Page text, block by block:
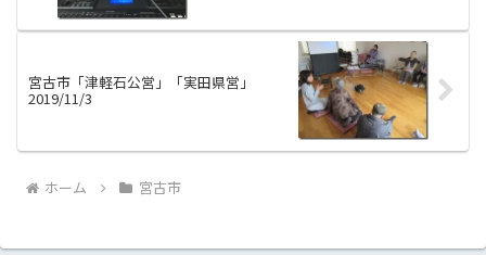
宮古市「津軽石公営」「実田県営」
2019/11/3
ホーム 宮古市